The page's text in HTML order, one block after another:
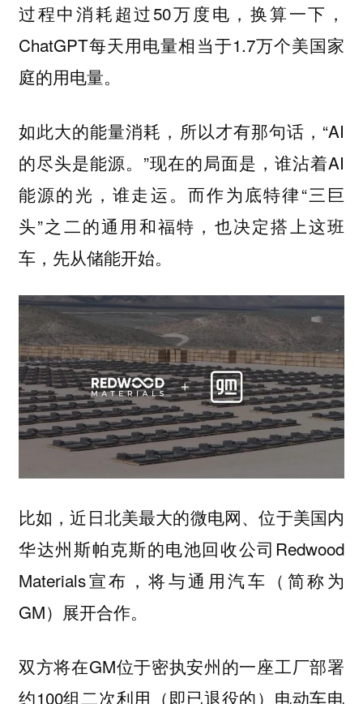
过程中消耗超过50万度电，换算一下，
ChatGPT每天用电量相当于1.7万个美国家
庭的用电量。
如此大的能量消耗，所以才有那句话，“AI
的尽头是能源。”现在的局面是，谁沾着AI
能源的光，谁走运。而作为底特律“三巨
头”之二的通用和福特，也决定搭上这班
车，先从储能开始。
比如，近日北美最大的微电网、位于美国内
华达州斯帕克斯的电池回收公司Redwood
Materials宣布，将与通用汽车（简称为
GM）展开合作。
双方将在GM位于密执安州的一座工厂部署
约100组二次利用（即已退役的）电动车电